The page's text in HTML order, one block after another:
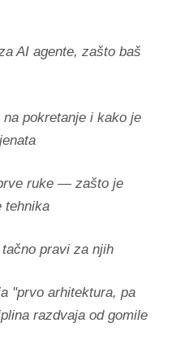
AI agente, zašto baš
pokretanje i kako je
ruke — zašto je
tehnika
pravi za njih
"prvo arhitektura, pa
razdvaja od gomile